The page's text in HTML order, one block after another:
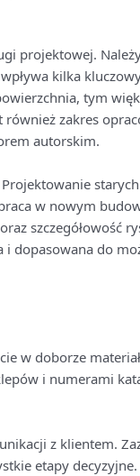
projektowej.
kilka
tym
zakres
autorskim.
w nowym
szczegółowość
i dopasowana do
w doborze
i numerami
z klientem.
etapy decyzyjne.